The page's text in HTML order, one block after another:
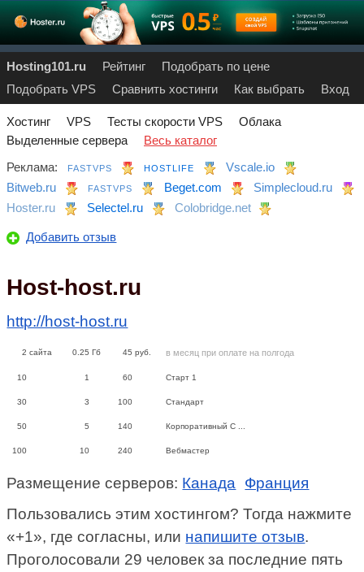
Hosting101.ru Рейтинг
Подобрать по цене
Подобрать VPS
Сравнить хостинги Как выбрать Вход
Хостинг VPS Тесты скорости VPS
Облака
Выделенные сервера
Весь каталог
Реклама:
FASTVPS HOSTLIFE
Vscale.io
Bitweb.ru
FASTVPS Beget.com
Simplecloud.ru
Hoster.ru
Selectel.ru Colobridge.net
Добавить отзыв
Host-host.ru
http://host-host.ru
2 сайта 0.25 Гб 45 руб. в месяц при оплате на полгода
10 1 60 Старт 1
30 3 100 Стандарт
50 5 140 Корпоративный С ...
100 10 240 Вебмастер
Размещение серверов: Канада
Франция
Пользовались этим хостингом? Тогда нажмите
«+1», где согласны, или напишите отзыв.
Проголосовали 29 человек за последние пять